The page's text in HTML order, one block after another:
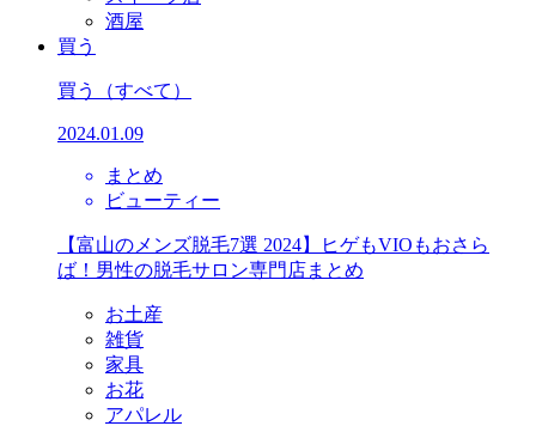
酒屋
買う
買う （すべて）
2024.01.09
まとめ
ビューティー
【富山のメンズ脱毛7選 2024】ヒゲもVIOもおさら
ば！男性の脱毛サロン専門店まとめ
お土産
雑貨
家具
お花
アパレル